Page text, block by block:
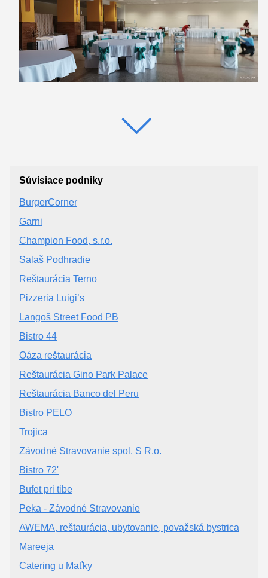
Súvisiace podniky
BurgerCorner
Garni
Champion Food, s.r.o.
Salaš Podhradie
Reštaurácia Terno
Pizzeria Luigi’s
Langoš Street Food PB
Bistro 44
Oáza reštaurácia
Reštaurácia Gino Park Palace
Reštaurácia Banco del Peru
Bistro PELO
Trojica
Závodné Stravovanie spol. S R.o.
Bistro 72'
Bufet pri tibe
Peka - Závodné Stravovanie
AWEMA, reštaurácia, ubytovanie, považská bystrica
Mareeja
Catering u Maťky